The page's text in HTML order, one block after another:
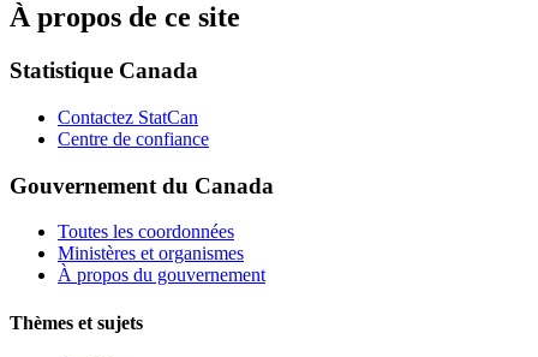
À propos de ce site
Statistique Canada
Contactez StatCan
Centre de confiance
Gouvernement du Canada
Toutes les coordonnées
Ministères et organismes
À propos du gouvernement
Thèmes et sujets